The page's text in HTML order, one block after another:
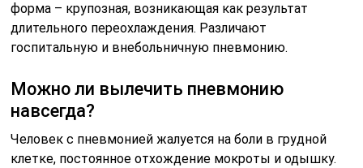
форма – крупозная, возникающая как результат
длительного переохлаждения. Различают
госпитальную и внебольничную пневмонию.
Можно ли вылечить пневмонию
навсегда?
Человек с пневмонией жалуется на боли в грудной
клетке, постоянное отхождение мокроты и одышку.